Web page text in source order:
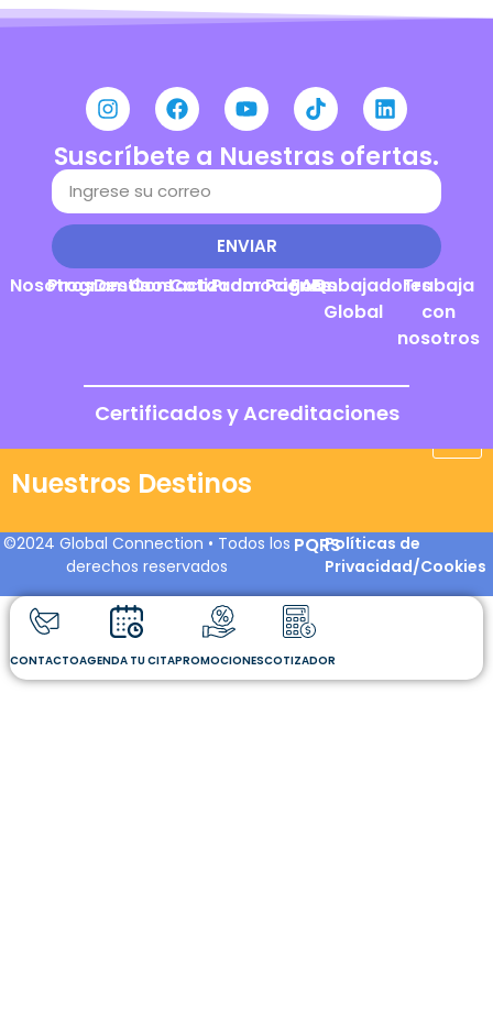
Suscríbete a Nuestras ofertas.
ENVIAR
Nosotros
Programas
Destinos
Contacto
Cotizador
Promociones
Pagos
FAQs
Embajadores
Global
Trabaja
con
nosotros
Certificados y Acreditaciones
Nuestros Destinos
©2024 Global Connection • Todos los
derechos reservados
PQRSPolíticas de
Privacidad/Cookies
CONTACTOAGENDA TU CITAPROMOCIONESCOTIZADOR